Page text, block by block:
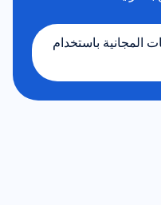
المجانية باستخدام